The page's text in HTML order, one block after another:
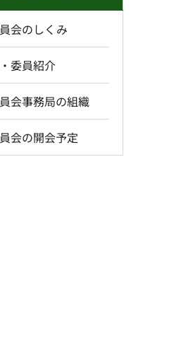
会のしくみ
委員紹介
会事務局の組織
会の開会予定